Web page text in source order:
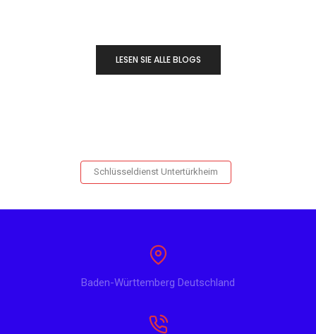
LESEN SIE ALLE BLOGS
Schlüsseldienst Untertürkheim
Baden-Württemberg Deutschland